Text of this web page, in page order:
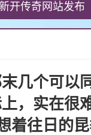
开传奇网站发布
几个可以
，实在很
着往日的